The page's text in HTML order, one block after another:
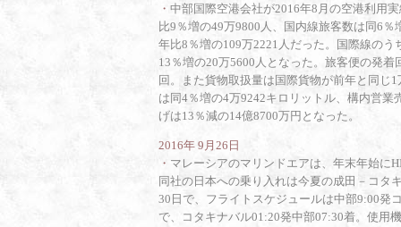
・ 中部国際空港会社が2016年8月の空港利用
比9％増の49万9800人、国内線旅客数は同6
年比8％増の109万2221人だった。国際線の
13％増の20万5600人となった。旅客便の発
回。また貨物取扱量は国際貨物が前年と同じ
は同4％増の4万9242キロリットル、構内営
げは13％減の14億8700万円となった。
2016年 9月26日
・ マレーシアのマリンドエアは、年末年始に
同社の日本への乗り入れは今夏の成田－コタ
30日で、フライトスケジュールは中部9:00発
で、コタキナバル01:20発中部07:30着。使用